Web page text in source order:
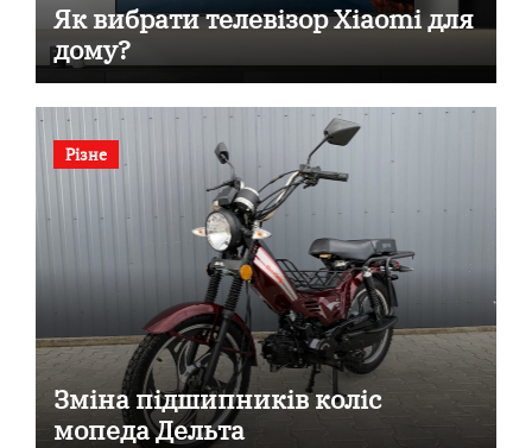
Як вибрати телевізор Xiaomi для
дому?
Різне
Зміна підшипників коліс
мопеда Дельта